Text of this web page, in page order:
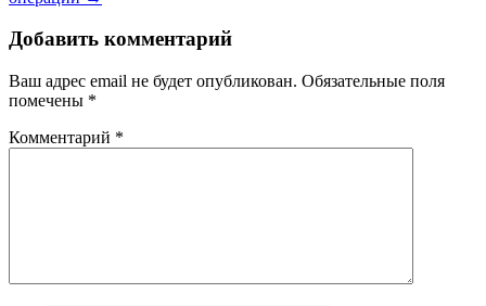
Добавить комментарий
Ваш адрес email не будет опубликован. Обязательные поля
помечены *
Комментарий *